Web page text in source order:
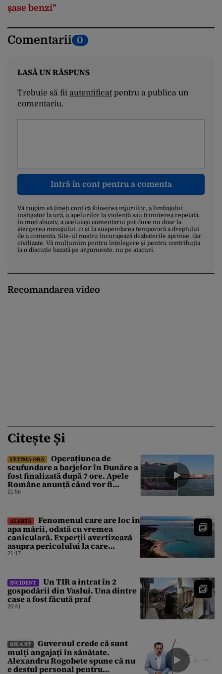
șase benzi”
Comentarii 0
LASĂ UN RĂSPUNS
Trebuie să fii autentificatpentru a publica un
comentariu.
Intră în cont pentru a comenta
Vă rugăm să țineți cont că folosirea injuriilor, a limbajului
instigator la ură, a apelurilor la violență sau trimiterea repetată,
în mod abuziv, a aceluiași comentariu pot duce nu doar la
ștergerea mesajului, ci și la suspendarea temporară a dreptului
de a comenta. Site-ul nostru încurajează dezbaterile aprinse, dar
civilizate. Vă mulțumim pentru înțelegere și pentru contribuția
la o discuție bazată pe argumente, nu pe atacuri.
Recomandarea video
Citește Și
ULTIMA ORĂ
Operațiunea de
scufundare a barjelor în Dunăre a
fost finalizată după 7 ore. Apele
Române anunță când vor fi
simțite efectele
21:56
ALERTĂ
Fenomenul care are loc în
apa mării, odată cu vremea
caniculară. Experții avertizează
asupra pericolului la care
oamenii pot fi expuși
21:17
INCIDENT
Un TIR a intrat în 2
gospodării din Vaslui. Una dintre
case a fost făcută praf
20:41
BILANȚ
Guvernul crede că sunt
mulţi angajaţi în sănătate.
Alexandru Rogobete spune că nu
e destul personal pentru